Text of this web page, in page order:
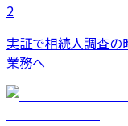
2
実証で相続人調査
業務へ